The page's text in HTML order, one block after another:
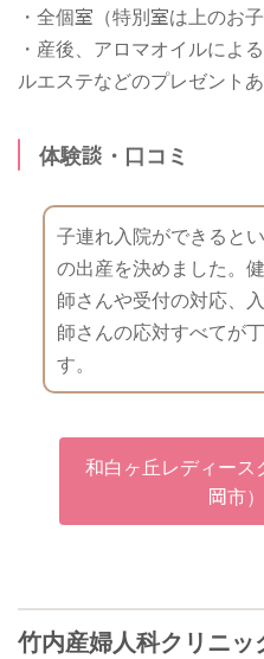
・全個室（特別室は上のお
・産後、アロマオイルによ
ルエステなどのプレゼント
体験談・口コミ
子連れ入院ができると
の出産を決めました。
師さんや受付の対応、
師さんの応対すべてが
す。
和白ヶ丘レディース
岡市
竹内産婦人科クリニッ